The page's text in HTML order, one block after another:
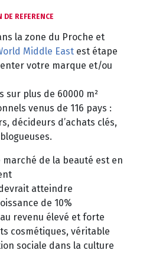
DE REFERENCE
la zone du Proche et
Middle East est étape
votre marque et/ou
sur plus de 60000 m²
venus de 116 pays :
décideurs d’achats clés,
marché de la beauté est en
atteindre
de 10%
revenu élevé et forte
cosmétiques, véritable
sociale dans la culture